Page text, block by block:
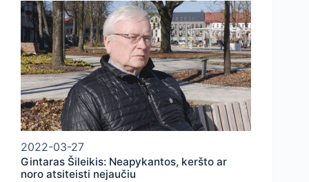
2022-03-27
Gintaras Šileikis: Neapykantos, keršto ar
noro atsiteisti nejaučiu